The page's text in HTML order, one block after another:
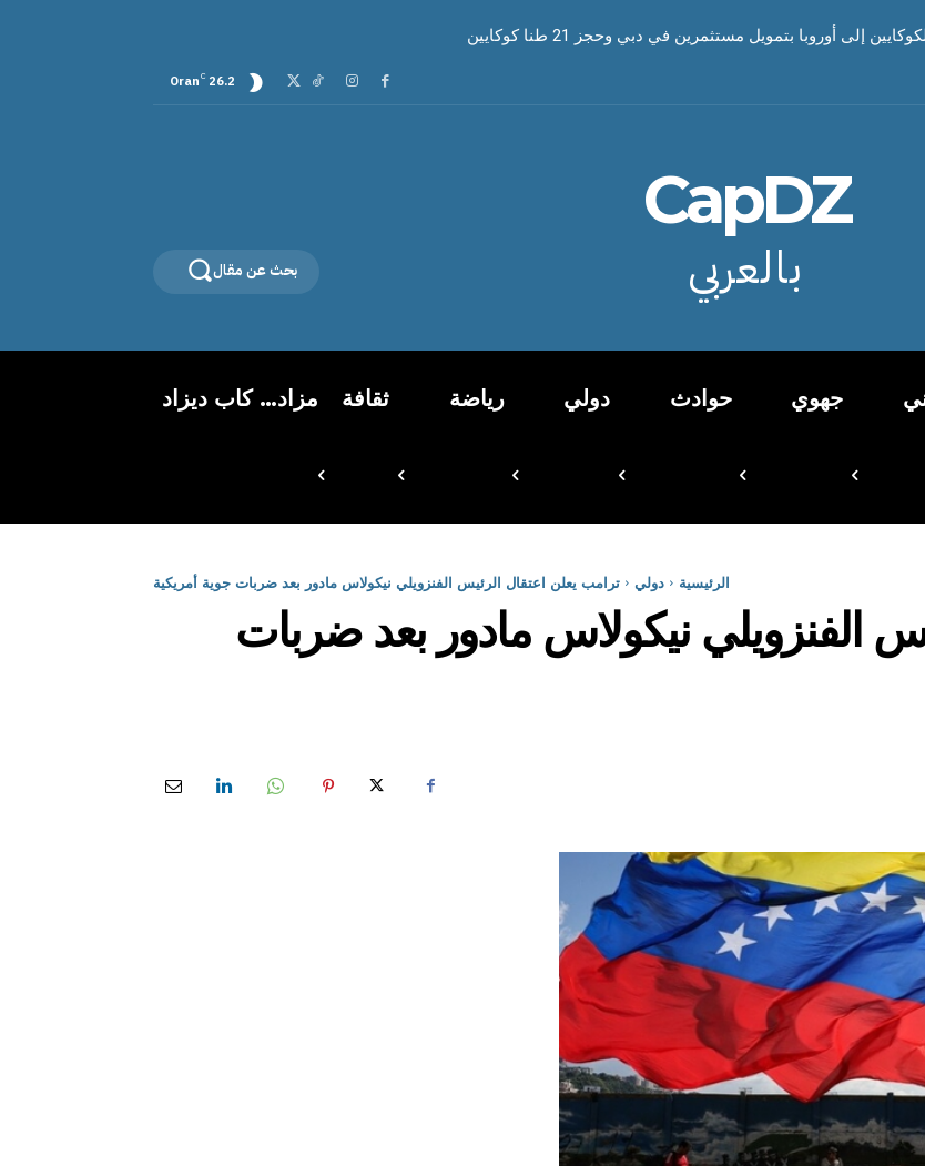
إلى أوروبا بتمويل مستثمرين في دبي وحجز 21 طنا كوكايين
26.2
C
Oran
CapDZ
بالعربي بحث عن مقال
جهوي حوادث دولي رياضة ثقافة مزاد… كاب ديزاد
الرئيسية دولي ترامب يعلن اعتقال الرئيس الفنزويلي نيكولاس مادور بعد ضربات جوية أمريكية
الفنزويلي نيكولاس مادور بعد ضربات